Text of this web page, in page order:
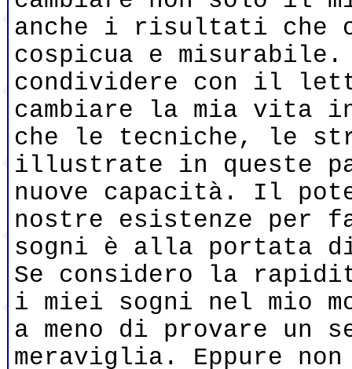
anche i risultati che
cospicua e
condividere con il
cambiare la mia vita
che le tecniche, le
illustrate in queste
nuove capacità. Il
nostre esistenze per
sogni è alla portata
Se considero la
i miei sogni nel mio
a meno di provare un
meraviglia. Eppure